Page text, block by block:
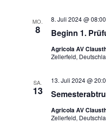
MO.
8 Beginn 1.
8. Juli 2024 @ 08:00
Agricola AV
Zellerfeld,
SA.
13
13. Juli 2024 @
Agricola AV
Zellerfeld,